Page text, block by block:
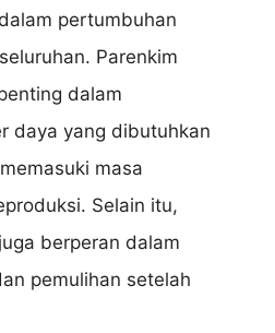
pertumbuhan
Parenkim
dalam
daya yang dibutuhkan
masa
Selain itu,
berperan dalam
pemulihan setelah